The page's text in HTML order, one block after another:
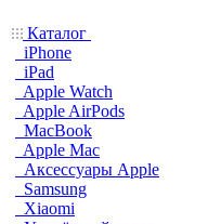
Каталог
iPhone
iPad
Apple Watch
Apple AirPods
MacBook
Apple Mac
Аксессуары Apple
Samsung
Xiaomi